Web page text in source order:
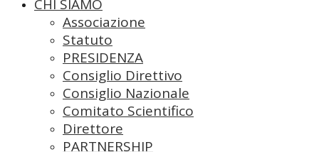
CHI SIAMO
Associazione
Statuto
PRESIDENZA
Consiglio Direttivo
Consiglio Nazionale
Comitato Scientifico
Direttore
PARTNERSHIP